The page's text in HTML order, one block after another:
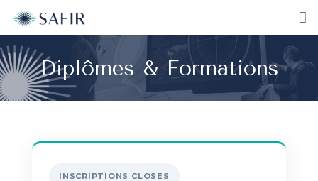
Diplômes & Formations
INSCRIPTIONS CLOSES